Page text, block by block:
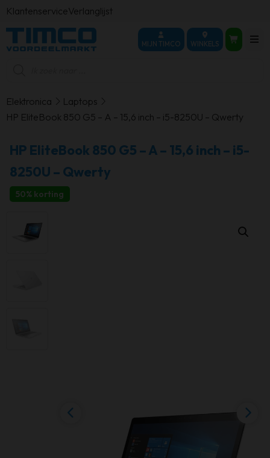
KlantenserviceVerlanglijst
MIJN TIMCO WINKELS
Elektronica
Laptops
HP EliteBook 850 G5 – A – 15,6 inch – i5-8250U – Qwerty
HP EliteBook 850 G5 – A – 15,6 inch – i5-
8250U – Qwerty
50% korting